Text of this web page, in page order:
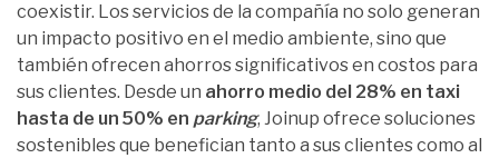
coexistir. Los servicios de la compañía no solo generan
un impacto positivo en el medio ambiente, sino que
también ofrecen ahorros significativos en costos para
sus clientes. Desde un ahorro medio del 28% en taxi
hasta de un 50% en parking, Joinup ofrece soluciones
sostenibles que benefician tanto a sus clientes como al